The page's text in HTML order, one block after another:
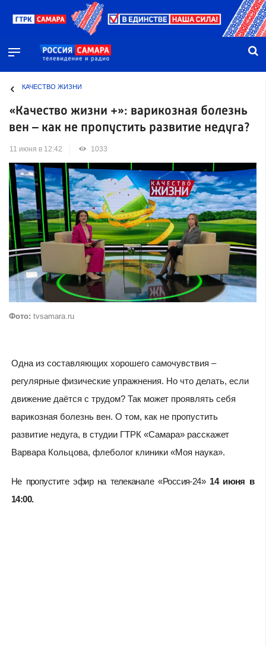
КАЧЕСТВО ЖИЗНИ
«Качество жизни +»: варикозная болезнь
вен – как не пропустить развитие недуга?
11 июня в 12:42 1033
Фото: tvsamara.ru
Одна из составляющих хорошего самочувствия –
регулярные физические упражнения. Но что делать, если
движение даётся с трудом? Так может проявлять себя
варикозная болезнь вен. О том, как не пропустить
развитие недуга, в студии ГТРК «Самара» расскажет
Варвара Кольцова, флеболог клиники «Моя наука».
Не пропустите эфир на телеканале «Россия-24» 14 июня в
14:00.